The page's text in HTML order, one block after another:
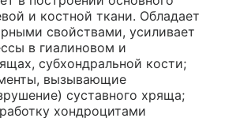
и костной ткани. Обладает
свойствами, усиливает
в гиалиновом и
субхондральной кости;
вызывающие
суставного хряща;
хондроцитами